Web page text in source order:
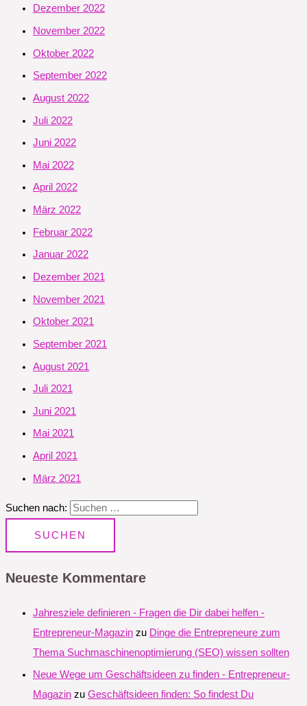
Dezember 2022
November 2022
Oktober 2022
September 2022
August 2022
Juli 2022
Juni 2022
Mai 2022
April 2022
März 2022
Februar 2022
Januar 2022
Dezember 2021
November 2021
Oktober 2021
September 2021
August 2021
Juli 2021
Juni 2021
Mai 2021
April 2021
März 2021
Suchen nach:
Neueste Kommentare
Jahresziele definieren - Fragen die Dir dabei helfen -
Entrepreneur-Magazin zu Dinge die Entrepreneure zum
Thema Suchmaschinenoptimierung (SEO) wissen sollten
Neue Wege um Geschäftsideen zu finden - Entrepreneur-
Magazin zu Geschäftsideen finden: So findest Du